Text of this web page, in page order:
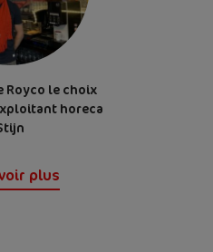
Royco le choix
horeca
plus